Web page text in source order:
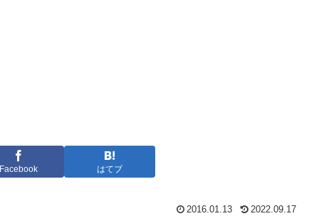
Facebook はてブ
2016.01.13 2022.09.17